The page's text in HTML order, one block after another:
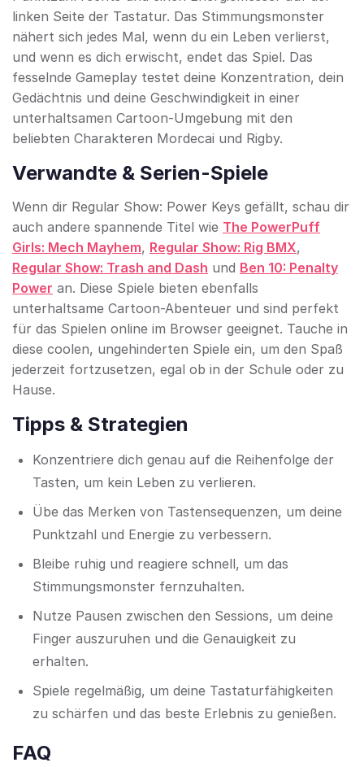
linken Seite der Tastatur. Das Stimmungsmons­ter
nähert sich jedes Mal, wenn du ein Leben verlierst,
und wenn es dich erwischt, endet das Spiel. Das
fesselnde Gameplay testet deine Konzentration, dein
Gedächtnis und deine Geschwindigkeit in einer
unterhaltsamen Cartoon-Umgebung mit den
beliebten Charakteren Mordecai und Rigby.
Verwandte & Serien-Spiele
Wenn dir Regular Show: Power Keys gefällt, schau dir
auch andere spannende Titel wie The PowerPuff
Girls: Mech Mayhem, Regular Show: Rig BMX,
Regular Show: Trash and Dash und Ben 10: Penalty
Power an. Diese Spiele bieten ebenfalls
unterhaltsame Cartoon-Abenteuer und sind perfekt
für das Spielen online im Browser geeignet. Tauche in
diese coolen, ungehinderten Spiele ein, um den Spaß
jederzeit fortzusetzen, egal ob in der Schule oder zu
Hause.
Tipps & Strategien
Konzentriere dich genau auf die Reihenfolge der
Tasten, um kein Leben zu verlieren.
Übe das Merken von Tastensequenzen, um deine
Punktzahl und Energie zu verbessern.
Bleibe ruhig und reagiere schnell, um das
Stimmungsmons­ter fernzuhalten.
Nutze Pausen zwischen den Sessions, um deine
Finger auszuruhen und die Genauigkeit zu
erhalten.
Spiele regelmäßig, um deine Tastaturfähigkeiten
zu schärfen und das beste Erlebnis zu genießen.
FAQ